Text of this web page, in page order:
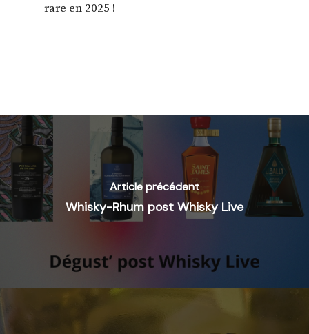
rare en 2025 !
Article précédent
Whisky-Rhum post Whisky Live